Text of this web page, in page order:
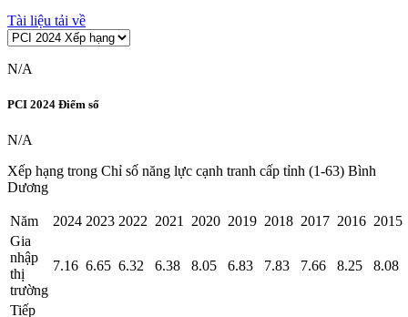
Tài liệu tải về
N/A
PCI 2024 Điểm số
N/A
Xếp hạng trong Chỉ số năng lực cạnh tranh cấp tỉnh (1-63) Bình
Dương
Năm 2024 2023 2022 2021 2020 2019 2018 2017 2016 2015
Gia
nhập
thị
trường
7.16 6.65 6.32 6.38 8.05 6.83 7.83 7.66 8.25 8.08
Tiếp